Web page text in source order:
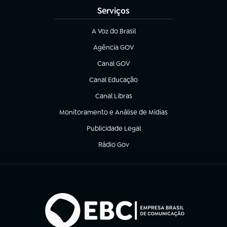
Serviços
A Voz do Brasil
(abre em nova aba)
Agência GOV
(abre em nova aba)
Canal GOV
(abre em nova aba)
Canal Educação
(abre em nova aba)
Canal Libras
(abre em nova aba)
Monitoramento e Análise de Mídias
(abre em nova aba)
Publicidade Legal
(abre em nova aba)
Rádio Gov
(abre em nova aba)